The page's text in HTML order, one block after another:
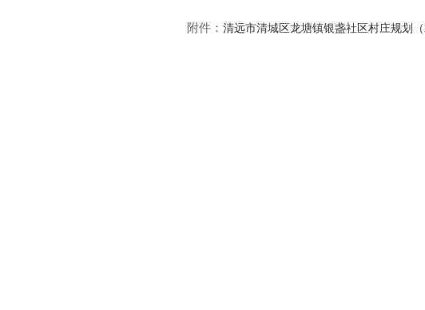
附件：清远市清城区龙塘镇银盏社区村庄规划